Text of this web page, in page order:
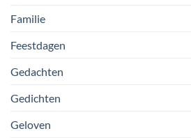
Familie
Feestdagen
Gedachten
Gedichten
Geloven